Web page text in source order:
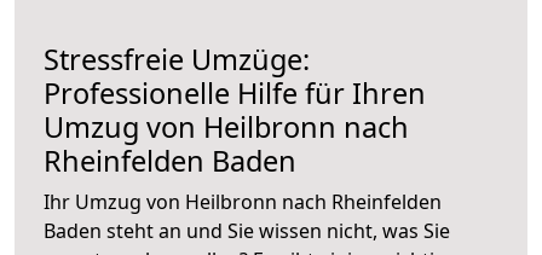
Stressfreie Umzüge:
Professionelle Hilfe für Ihren
Umzug von Heilbronn nach
Rheinfelden Baden
Ihr Umzug von Heilbronn nach Rheinfelden
Baden steht an und Sie wissen nicht, was Sie